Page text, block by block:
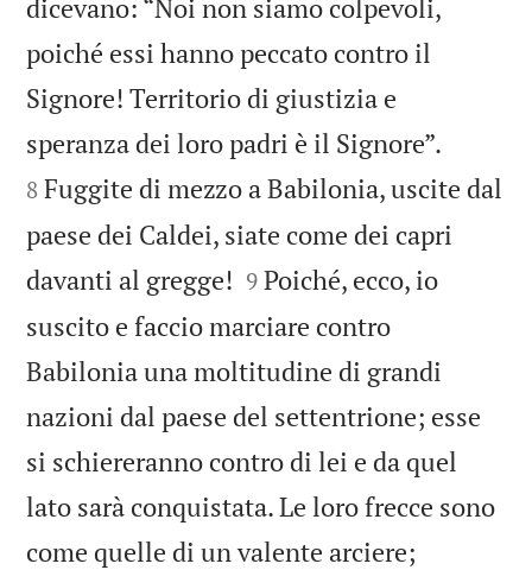
dicevano: “Noi non siamo colpevoli,
poiché essi hanno peccato contro il
Signore! Territorio di giustizia e
speranza dei loro padri è il Signore”.
8 Fuggite di mezzo a Babilonia, uscite dal
paese dei Caldei, siate come dei capri
davanti al gregge! 

9 Poiché, ecco, io
suscito e faccio marciare contro
Babilonia una moltitudine di grandi
nazioni dal paese del settentrione; esse
si schiereranno contro di lei e da quel
lato sarà conquistata. Le loro frecce sono
come quelle di un valente arciere;